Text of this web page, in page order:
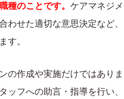
種のことです。 ケアマネジメ
わせた適切な意思決定など、
す。
の作成や実施だけではありま
ッフへの助言・指導を行い、